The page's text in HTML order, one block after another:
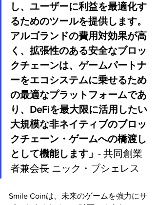
し、ユーザーに利益を最適化す
るためのツールを提供します。
アルゴランドの費用対効果が高
く、拡張性のある安全なブロッ
クチェーンは、ゲームパートナ
ーをエコシステムに乗せるため
の最適なプラットフォームであ
り、DeFiを最大限に活用したい
大規模な非ネイティブのブロッ
クチェーン・ゲームへの橋渡し
として機能します」 - 共同創業
者兼会長 ニック・ブシェレス
Smile Coinは、未来のゲームを強力にサ